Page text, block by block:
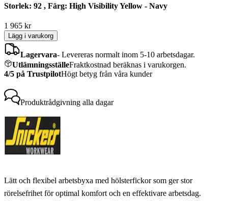
Storlek: 92 , Färg: High Visibility Yellow - Navy
1 965 kr
Lägg i varukorg
Lagervara- Levereras normalt inom 5-10 arbetsdagar.
UtlämningsställeFraktkostnad beräknas i varukorgen.
4/5 på TrustpilotHögt betyg från våra kunder
Produktrådgivning alla dagar
Lätt och flexibel arbetsbyxa med hölsterfickor som ger stor
rörelsefrihet för optimal komfort och en effektivare arbetsdag.